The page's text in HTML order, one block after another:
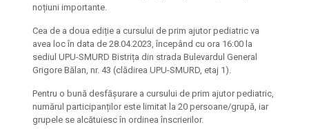
noțiuni importante.
Cea de a doua ediție a cursului de prim ajutor pediatric va
avea loc în data de 28.04.2023, începând cu ora 16:00 la
sediul UPU-SMURD Bistrița din strada Bulevardul General
Grigore Bălan, nr. 43 (clădirea UPU-SMURD, etaj 1).
Pentru o bună desfășurare a cursului de prim ajutor pediatric,
numărul participanților este limitat la 20 persoane/grupă, iar
grupele se alcătuiesc în ordinea înscrierilor.